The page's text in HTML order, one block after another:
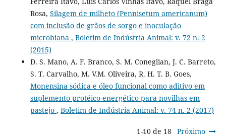
Rosa, Silagem de milheto (Pennisetum americanum)
com inclusão de grãos de sorgo e inoculação
microbiana , Boletim de Indústria Animal: v. 72 n. 2
(2015)
D. S. Mano, A. F. Branco, S. M. Coneglian, J. C. Barreto,
S. T. Carvalho, M. V.M. Oliveira, R. H. T. B. Goes,
Monensina sódica e óleo funcional como aditivo em
suplemento protéico-energético para novilhas em
pastejo , Boletim de Indústria Animal: v. 74 n. 2 (2017)
1-10 de 18 Próximo